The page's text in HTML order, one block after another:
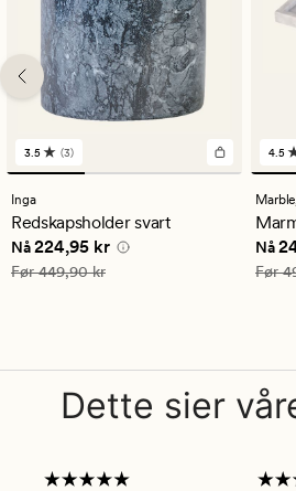
3
anmeldelser
med
en
gjennomsnittlig
vurdering
på
3.5
3.5 (3)
Inga
Redskapsholder svart
Nåværende pris
Nå224,95 kr
Vanlig pris 449,90 kr
Før449,90 kr
39
med
en
på
4.5
4.5
Marble,
Nå
Før
Dette sier